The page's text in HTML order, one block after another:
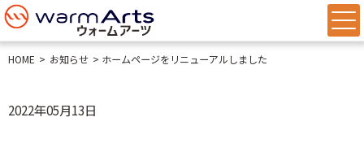
HOME お知らせ ホームページをリニューアルしました
2022年05月13日